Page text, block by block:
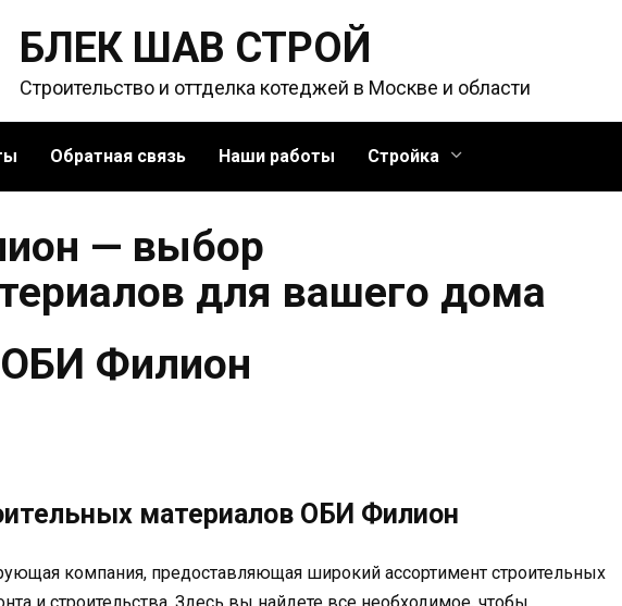
БЛЕК ШАВ СТРОЙ
Строительство и оттделка котеджей в Москве и области
Обратная связь Наши работы Стройка
— выбор
для вашего дома
ОБИ Филион
материалов ОБИ Филион
компания, предоставляющая широкий ассортимент строительных